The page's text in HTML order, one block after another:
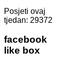
Posjeti ovaj
tjedan: 29372
facebook
like box